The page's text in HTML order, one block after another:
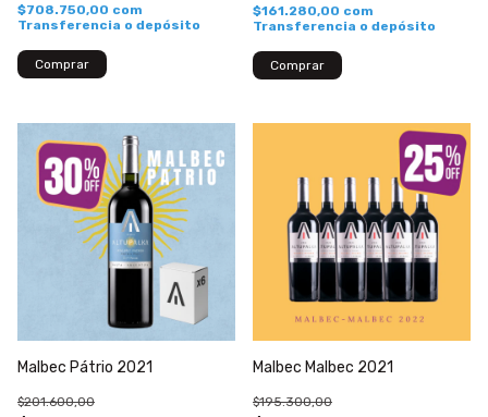
$708.750,00 com
Transferencia o depósito
$161.280,00 com
Transferencia o depósito
Malbec Pátrio 2021
$201.600,00
Malbec Malbec 2021
$195.300,00